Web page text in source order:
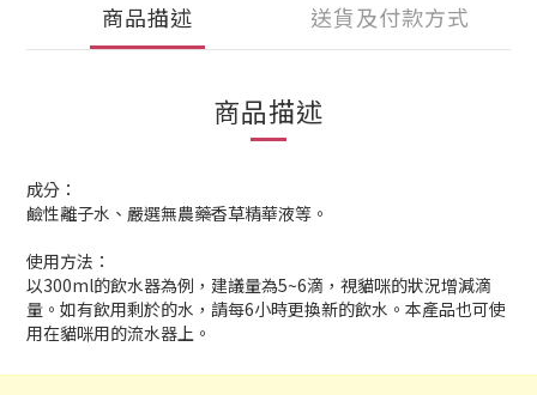
商品描述 送貨及付款方式
商品描述
成分：
鹼性離子水、嚴選無農藥香草精華液等。
使用方法：
以300ml的飲水器為例，建議量為5~6滴，視貓咪的狀況增減滴
量。如有飲用剩於的水，請每6小時更換新的飲水。本產品也可使
用在貓咪用的流水器上。